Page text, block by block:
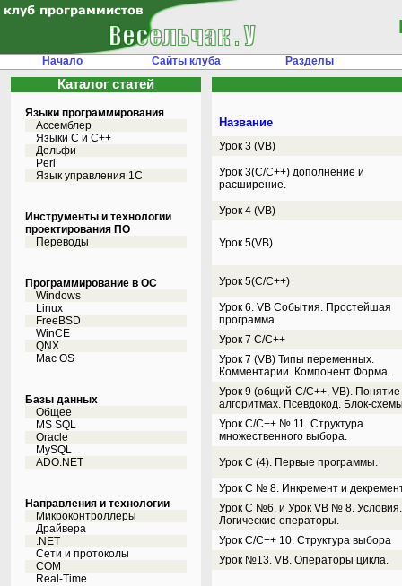
Начало Сайты клуба Разделы
Каталог статей
Языки программирования
Ассемблер
Языки С и C++
Дельфи
Perl
Язык управления 1С
Инструменты и технологии
проектирования ПО
Переводы
Программирование в ОС
Windows
Linux
FreeBSD
WinCE
QNX
Mac OS
Базы данных
Общее
MS SQL
Oracle
MySQL
ADO.NET
Направления и технологии
Микроконтроллеры
Драйвера
.NET
Сети и протоколы
COM
Real-Time
Название
Урок 3 (VB)
Урок 3(С/С++) дополнение и
расширение.
Урок 4 (VB)
Урок 5(VB)
Урок 5(С/С++)
Урок 6. VB События. Простейшая
программа.
Урок 7 С/С++
Урок 7 (VB) Типы переменных.
Комментарии. Компонент Форма.
Урок 9 (общий-С/С++, VB). Понятие
алгоритмах. Псевдокод. Блок-
Урок C/C++ № 11. Структура
множественного выбора.
Урок С (4). Первые программы.
Урок С № 8. Инкремент и
Урок С №6. и Урок VB № 8. Условия.
Логические операторы.
Урок С/С++ 10. Структура выбора
Урок №13. VB. Операторы цикла.